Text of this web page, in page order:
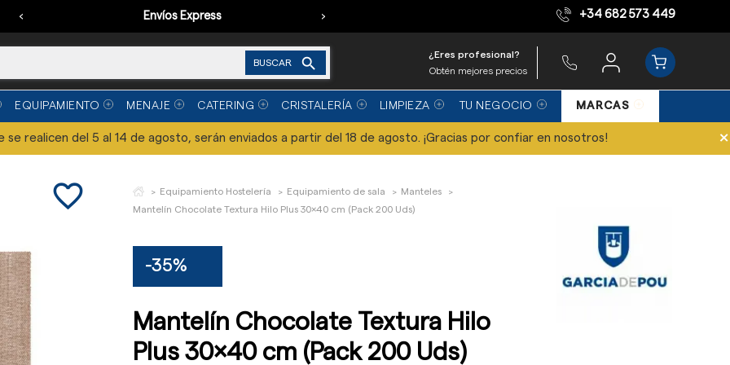
Envíos Express Equipo de expertos
‹ › +34 682 573 449
BUSCAR 
¿Eres profesional?
Obtén mejores precios
EQUIPAMIENTO MENAJE CATERING CRISTALERÍA LIMPIEZA TU NEGOCIO MARCAS
se realicen del 5 al 14 de agosto, serán enviados a partir del 18 de agosto. ¡Gracias por confiar en nosotros! ×
favorite_border Equipamiento Hostelería Equipamiento de sala
Manteles
Mantelín Chocolate Textura Hilo Plus 30x40 cm (Pack 200 Uds)
-35%
Mantelín Chocolate Textura Hilo
Plus 30x40 cm (Pack 200 Uds)